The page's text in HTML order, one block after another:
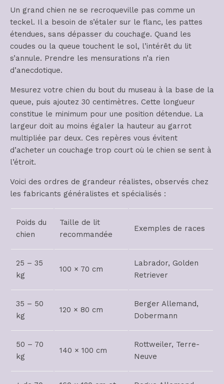
Un grand chien ne se recroqueville pas comme un
teckel. Il a besoin de s’étaler sur le flanc, les pattes
étendues, sans dépasser du couchage. Quand les
coudes ou la queue touchent le sol, l’intérêt du lit
s’annule. Prendre les mensurations n’a rien
d’anecdotique.
Mesurez votre chien du bout du museau à la base de la
queue, puis ajoutez 30 centimètres. Cette longueur
constitue le minimum pour une position détendue. La
largeur doit au moins égaler la hauteur au garrot
multipliée par deux. Ces repères vous évitent
d’acheter un couchage trop court où le chien se sent à
l’étroit.
Voici des ordres de grandeur réalistes, observés chez
les fabricants généralistes et spécialisés :
Poids du
chien
Taille de lit
recommandée
Exemples de races
25 – 35
kg
100 × 70 cm
Labrador, Golden
Retriever
35 – 50
kg
120 × 80 cm
Berger Allemand,
Dobermann
50 – 70
kg
140 × 100 cm
Rottweiler, Terre-
Neuve